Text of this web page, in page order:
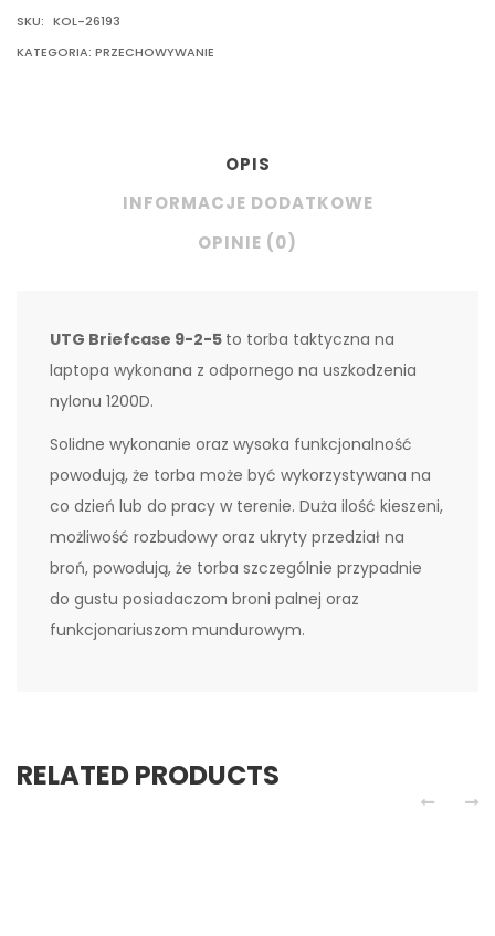
SKU: KOL-26193
KATEGORIA: PRZECHOWYWANIE
OPIS
INFORMACJE DODATKOWE
OPINIE (0)
UTG Briefcase 9-2-5 to torba taktyczna na
laptopa wykonana z odpornego na uszkodzenia
nylonu 1200D.
Solidne wykonanie oraz wysoka funkcjonalność
powodują, że torba może być wykorzystywana na
co dzień lub do pracy w terenie. Duża ilość kieszeni,
możliwość rozbudowy oraz ukryty przedział na
broń, powodują, że torba szczególnie przypadnie
do gustu posiadaczom broni palnej oraz
funkcjonariuszom mundurowym.
RELATED PRODUCTS